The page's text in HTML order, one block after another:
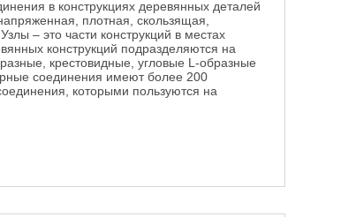
в конструкциях деревянных деталей
плотная, скользящая,
– это части конструкций в местах
конструкций подразделяются на
крестовидные, угловые L-образные
соединения имеют более 200
которыми пользуются на